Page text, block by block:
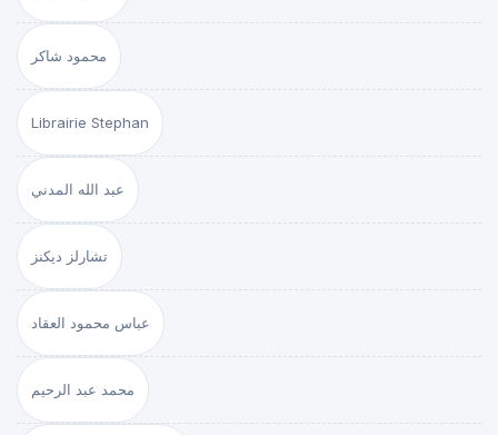
محمود شاكر
Librairie Stephan
عبد الله المدني
تشارلز ديكنز
عباس محمود العقاد
محمد عبد الرحيم